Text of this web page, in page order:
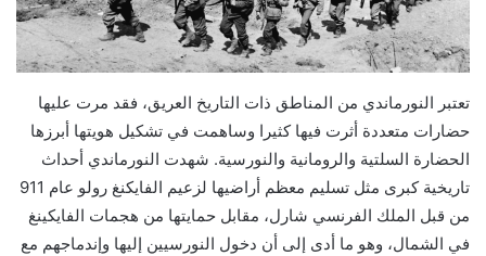
تعتبر النورماندي من المناطق ذات التاريخ العريق، فقد مرت عليها
حضارات متعددة أثرت فيها كثيرا وساهمت في تشكيل هويتها أبرزها
الحضارة السلتية والرومانية والنورسية. شهدت النورماندي أحداث
تاريخية كبرى مثل تسليم معظم أراضيها لزعيم الفايكنغ رولو عام 911
من قبل الملك الفرنسي شارل، مقابل حمايتها من هجمات الفايكينغ
في الشمال، وهو ما أدى إلى أن دخول النورسيين إليها وإندماجهم مع